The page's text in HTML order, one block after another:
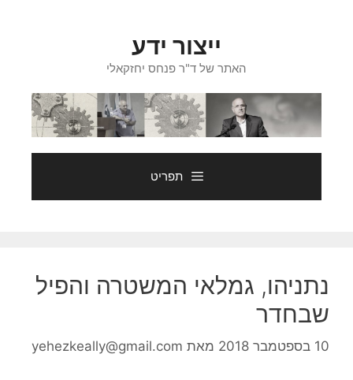
ייצור ידע
האתר של ד"ר פנחס יחזקאלי
תפריט
נתניהו, גמלאי המשטרה והפיל
שבחדר
10 בספטמבר 2018 מאת yehezkeally@gmail.com